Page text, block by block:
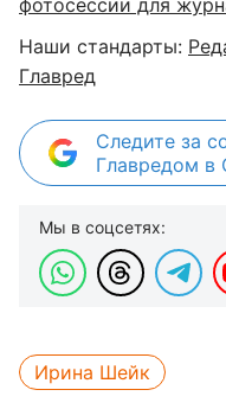
фотосессии для
Наши стандарты:
Главред
Следите за
Главредом в
Мы в соцсетях:
Ирина Шейк